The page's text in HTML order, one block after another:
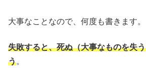
大事なことなので、何度も書きます。
失敗すると、死ぬ（大事なものを失
う。